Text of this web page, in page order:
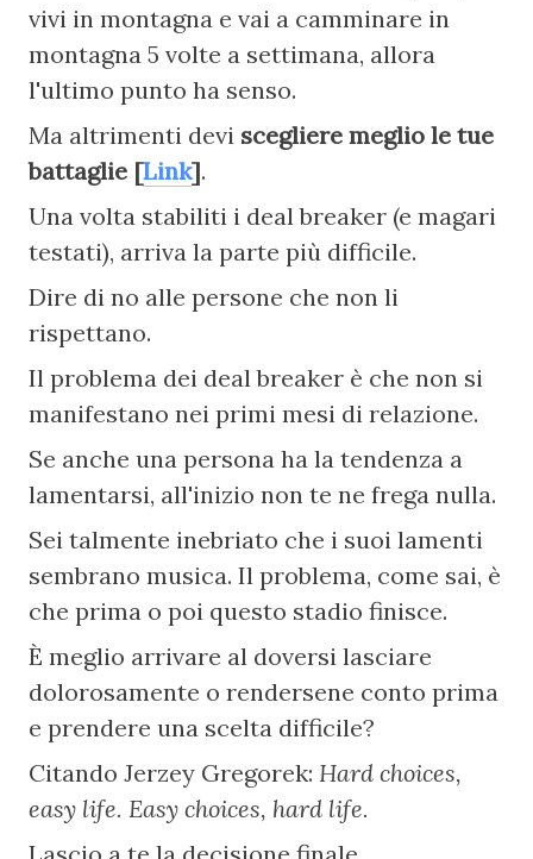
vivi in montagna e vai a camminare in
montagna 5 volte a settimana, allora
l'ultimo punto ha senso.
Ma altrimenti devi scegliere meglio le tue
battaglie [Link].
Una volta stabiliti i deal breaker (e magari
testati), arriva la parte più difficile.
Dire di no alle persone che non li
rispettano.
Il problema dei deal breaker è che non si
manifestano nei primi mesi di relazione.
Se anche una persona ha la tendenza a
lamentarsi, all'inizio non te ne frega nulla.
Sei talmente inebriato che i suoi lamenti
sembrano musica. Il problema, come sai, è
che prima o poi questo stadio finisce.
È meglio arrivare al doversi lasciare
dolorosamente o rendersene conto prima
e prendere una scelta difficile?
Citando Jerzey Gregorek: Hard choices,
easy life. Easy choices, hard life.